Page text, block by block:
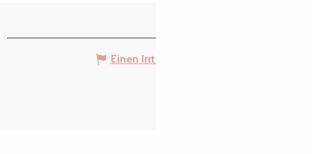
Einen Irrtum angeben